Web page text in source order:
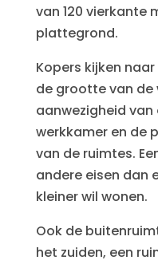
van 120 vierkante
plattegrond.
Kopers kijken
de grootte van de
aanwezigheid
werkkamer en de
van de ruimtes.
andere eisen dan
kleiner wil wonen.
Ook de
het zuiden, een